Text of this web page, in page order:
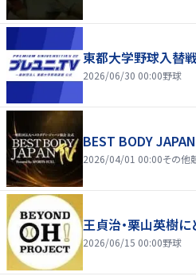
東都大学野球入替
2026/06/30 00:00野球
BEST BODY JAPAN
2026/04/01 00:00その他
王貞治・栗山英樹に
2026/06/15 00:00野球